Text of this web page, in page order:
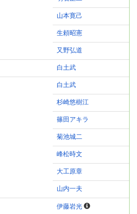
山本寛己
生頼昭憲
又野弘道
白土武
白土武
杉崎悠樹江
篠田アキラ
菊池城二
峰松時文
大工原章
山内一夫
伊藤岩光